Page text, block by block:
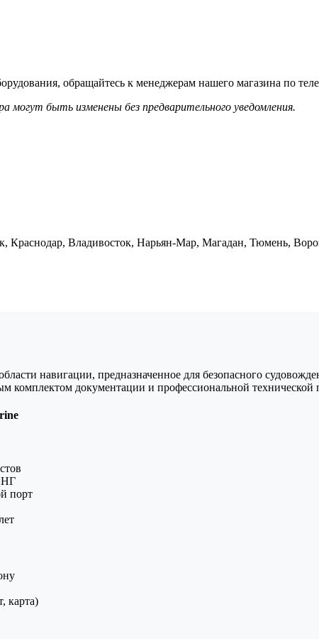
обращайтесь к менеджерам нашего магазина по
могут быть изменены без предварительного уведомления.
Краснодар, Владивосток, Нарьян-Мар, Магадан, Тюмень,
навигации, предназначенное для безопасного
комплектом документации и профессиональной технической
порт
карта)